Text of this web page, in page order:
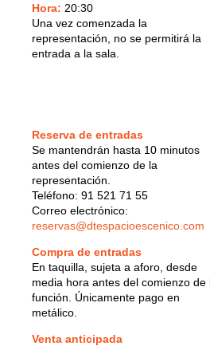
Hora: 20:30
Una vez comenzada la
representación, no se permitirá la
entrada a la sala.
Reserva de entradas
Se mantendrán hasta 10 minutos
antes del comienzo de la
representación.
Teléfono: 91 521 71 55
Correo electrónico:
reservas@dtespacioescenico.com
Compra de entradas
En taquilla, sujeta a aforo, desde
media hora antes del comienzo de
función. Únicamente pago en
metálico.
Venta anticipada